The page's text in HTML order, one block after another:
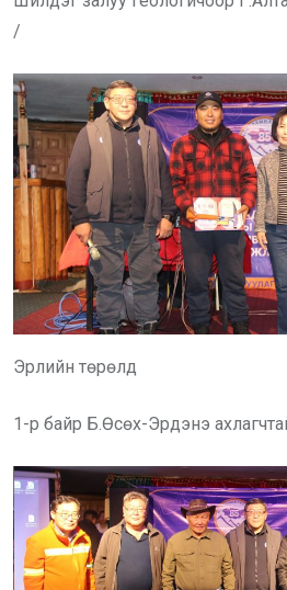
/
Эрлийн төрөлд
1-р байр Б.Өсөх-Эрдэнэ